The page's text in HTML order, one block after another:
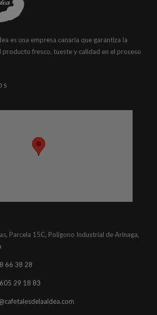
es una empresa canaria que garantiza la
producto fresco, tueste y calidad en el proceso
Parcela 15C, Polígono Industrial de Arinaga,
66 38 28
29 18 83